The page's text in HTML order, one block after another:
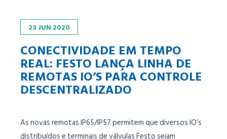
23 JUN 2020
CONECTIVIDADE EM TEMPO
REAL: FESTO LANÇA LINHA DE
REMOTAS IO’S PARA CONTROLE
DESCENTRALIZADO
As novas remotas IP65/IP57 permitem que diversos IO’s
distribuídos e terminais de válvulas Festo sejam